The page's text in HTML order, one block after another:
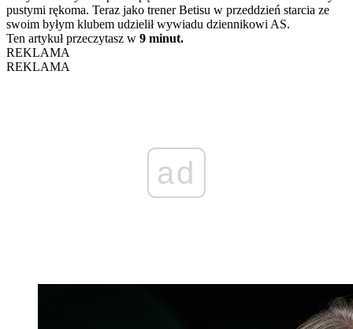
pustymi rękoma. Teraz jako trener Betisu w przeddzień starcia ze
swoim byłym klubem udzielił wywiadu dziennikowi AS.
Ten artykuł przeczytasz w 9 minut.
REKLAMA
REKLAMA
ad